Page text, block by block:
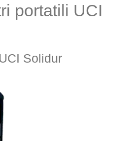
portatili UCI
Solidur